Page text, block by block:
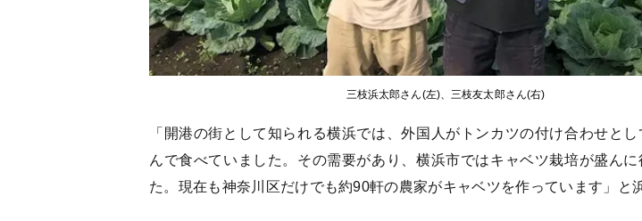
三枝浜太郎さん(左)、三枝友太郎さん(右)
「開港の街として知られる横浜では、外国人がトンカツの付け合わせと
んで食べていました。その需要があり、横浜市ではキャベツ栽培が盛んに
た。現在も神奈川区だけでも約90軒の農家がキャベツを作っています」と